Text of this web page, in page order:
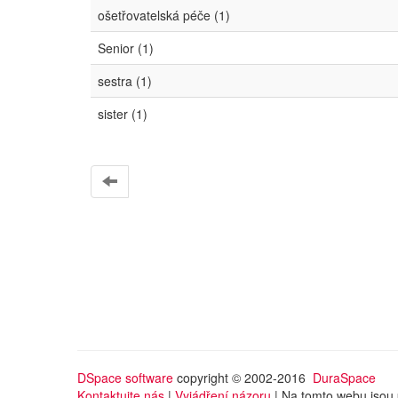
ošetřovatelská péče (1)
Senior (1)
sestra (1)
sister (1)
DSpace software copyright © 2002-2016 DuraSpace